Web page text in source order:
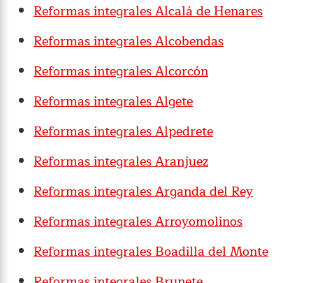
Reformas integrales Alcalá de Henares
Reformas integrales Alcobendas
Reformas integrales Alcorcón
Reformas integrales Algete
Reformas integrales Alpedrete
Reformas integrales Aranjuez
Reformas integrales Arganda del Rey
Reformas integrales Arroyomolinos
Reformas integrales Boadilla del Monte